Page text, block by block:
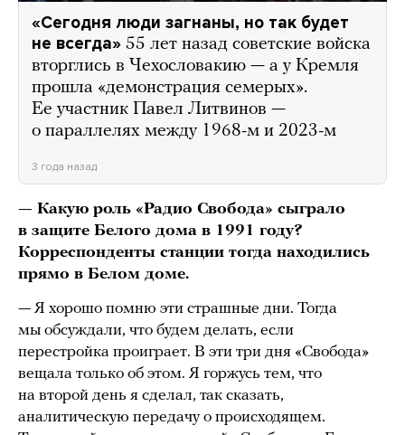
«Сегодня люди загнаны, но так будет
не всегда» 55 лет назад советские войска
вторглись в Чехословакию — а у Кремля
прошла «демонстрация семерых».
Ее участник Павел Литвинов —
о параллелях между 1968-м и 2023-м
3 года назад
— Какую роль «Радио Свобода» сыграло
в защите Белого дома в 1991 году?
Корреспонденты станции тогда находились
прямо в Белом доме.
— Я хорошо помню эти страшные дни. Тогда
мы обсуждали, что будем делать, если
перестройка проиграет. В эти три дня «Свобода»
вещала только об этом. Я горжусь тем, что
на второй день я сделал, так сказать,
аналитическую передачу о происходящем.